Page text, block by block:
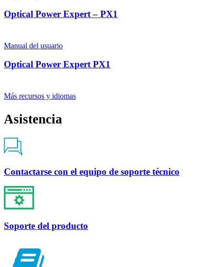
Optical Power Expert – PX1
Manual del usuario
Optical Power Expert PX1
Más recursos y idiomas
Asistencia
Contactarse con el equipo de soporte técnico
Soporte del producto